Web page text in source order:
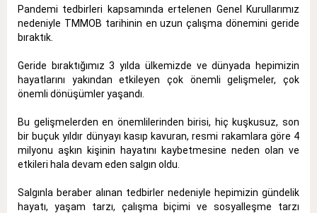
Pandemi tedbirleri kapsamında ertelenen Genel Kurullarımız
nedeniyle TMMOB tarihinin en uzun çalışma dönemini geride
bıraktık.
Geride bıraktığımız 3 yılda ülkemizde ve dünyada hepimizin
hayatlarını yakından etkileyen çok önemli gelişmeler, çok
önemli dönüşümler yaşandı.
Bu gelişmelerden en önemlilerinden birisi, hiç kuşkusuz, son
bir buçuk yıldır dünyayı kasıp kavuran, resmi rakamlara göre 4
milyonu aşkın kişinin hayatını kaybetmesine neden olan ve
etkileri hala devam eden salgın oldu.
Salgınla beraber alınan tedbirler nedeniyle hepimizin gündelik
hayatı, yaşam tarzı, çalışma biçimi ve sosyalleşme tarzı